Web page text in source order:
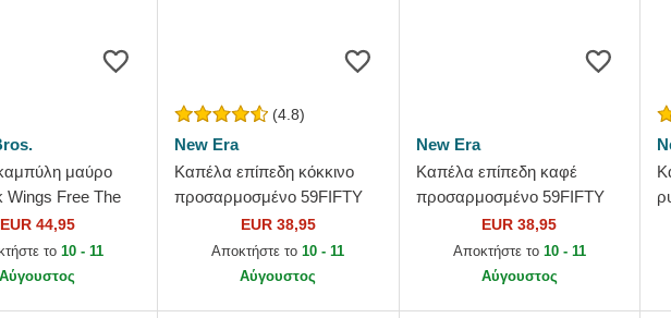
μαύρο
Wings Free The
Bros.
EUR 44,95
το10 - 11
Αύγουστος
(4.8)
New Era
Καπέλα επίπεδη κόκκινο
προσαρμοσμένο 59FIFTY
Essential από Los Angeles
Dodgers MLB από New Era
EUR 38,95
Αποκτήστε το10 - 11
Αύγουστος
New Era
Καπέλα επίπεδη καφέ
προσαρμοσμένο 59FIFTY
League Essential από New
York Yankees MLB από
EUR 38,95
Αποκτήστε το 10 - 11
Αύγουστος